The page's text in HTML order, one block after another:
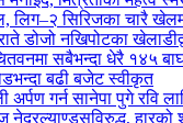
लिग–२ सिरिजका चारै
डोजो नखिपोटका
सबैभन्दा धेरै १४५
बढी बजेट स्वीकृत
अर्पण गर्न सानेपा पुगे रवि
हारको